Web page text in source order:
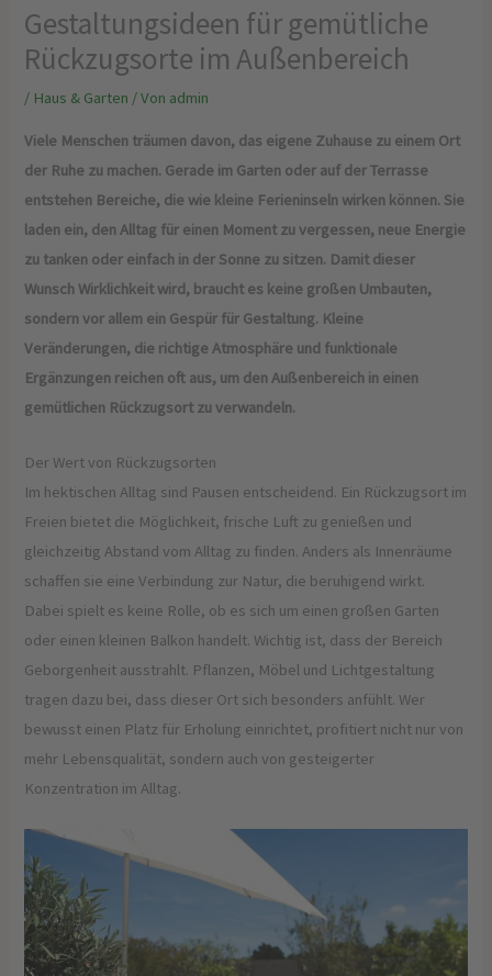
Gestaltungsideen für gemütliche
Rückzugsorte im Außenbereich
/ Haus & Garten / Von admin
Viele Menschen träumen davon, das eigene Zuhause zu einem Ort
der Ruhe zu machen. Gerade im Garten oder auf der Terrasse
entstehen Bereiche, die wie kleine Ferieninseln wirken können. Sie
laden ein, den Alltag für einen Moment zu vergessen, neue Energie
zu tanken oder einfach in der Sonne zu sitzen. Damit dieser
Wunsch Wirklichkeit wird, braucht es keine großen Umbauten,
sondern vor allem ein Gespür für Gestaltung. Kleine
Veränderungen, die richtige Atmosphäre und funktionale
Ergänzungen reichen oft aus, um den Außenbereich in einen
gemütlichen Rückzugsort zu verwandeln.
Der Wert von Rückzugsorten
Im hektischen Alltag sind Pausen entscheidend. Ein Rückzugsort im
Freien bietet die Möglichkeit, frische Luft zu genießen und
gleichzeitig Abstand vom Alltag zu finden. Anders als Innenräume
schaffen sie eine Verbindung zur Natur, die beruhigend wirkt.
Dabei spielt es keine Rolle, ob es sich um einen großen Garten
oder einen kleinen Balkon handelt. Wichtig ist, dass der Bereich
Geborgenheit ausstrahlt. Pflanzen, Möbel und Lichtgestaltung
tragen dazu bei, dass dieser Ort sich besonders anfühlt. Wer
bewusst einen Platz für Erholung einrichtet, profitiert nicht nur von
mehr Lebensqualität, sondern auch von gesteigerter
Konzentration im Alltag.